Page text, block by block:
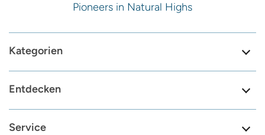
Pioneers in Natural Highs
Kategorien
Entdecken
Service